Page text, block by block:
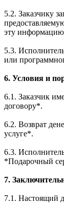
5.2. Заказчику
эту информацию
5.3.
или
6. Условия и
6.1. Заказчик
договору*.
6.2. Возврат
услуге*.
6.3.
*Подарочный
7.
7.1. Настоящий